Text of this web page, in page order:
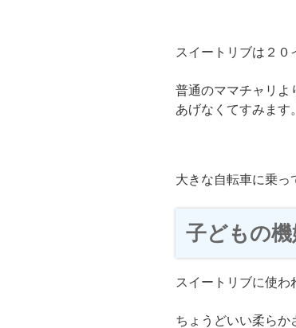
スイートリブは２０
普通のママチャリよ
あげなくてすみます。
大きな自転車に乗っ
子どもの
スイートリブに使わ
ちょうどいい柔らか